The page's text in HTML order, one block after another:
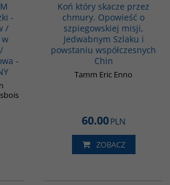
-
/
-
Koń który skacze przez
chmury. Opowieść o
szpiegowskiej misji,
Jedwabnym Szlaku i
powstaniu współczesnych
Chin
Tamm Eric Enno
60.00PLN
ZOBACZ